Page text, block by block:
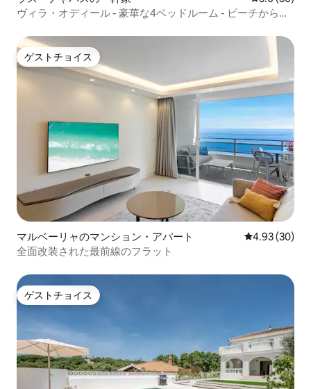
ヴィラ・オディール - 豪華な4ベッドルーム - ビーチから
ゲストチョイス
ゲストチョイス
マルベーリャのマンション・アパート レビュー30
4.93 (30)
全面改装された最前線のフラット
ゲストチョイス
ゲストチョイス